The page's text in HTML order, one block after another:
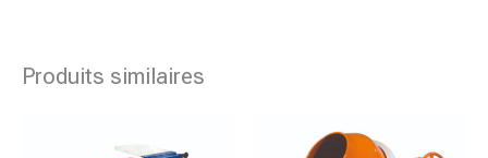
Produits similaires